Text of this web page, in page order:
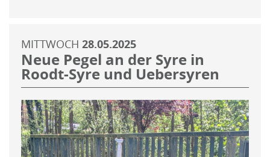
MITTWOCH 28.05.2025
Neue Pegel an der Syre in
Roodt-Syre und Uebersyren